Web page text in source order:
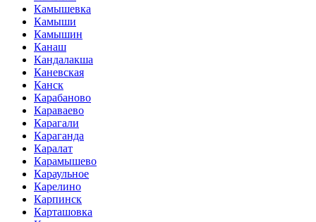
Камышевка
Камыши
Камышин
Канаш
Кандалакша
Каневская
Канск
Карабаново
Караваево
Карагали
Караганда
Каралат
Карамышево
Караульное
Карелино
Карпинск
Карташовка